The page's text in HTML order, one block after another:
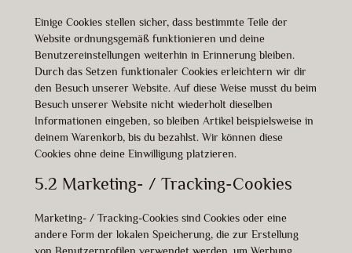
Einige Cookies stellen sicher, dass bestimmte Teile der
Website ordnungsgemäß funktionieren und deine
Benutzereinstellungen weiterhin in Erinnerung bleiben.
Durch das Setzen funktionaler Cookies erleichtern wir dir
den Besuch unserer Website. Auf diese Weise musst du beim
Besuch unserer Website nicht wiederholt dieselben
Informationen eingeben, so bleiben Artikel beispielsweise in
deinem Warenkorb, bis du bezahlst. Wir können diese
Cookies ohne deine Einwilligung platzieren.
5.2 Marketing- / Tracking-Cookies
Marketing- / Tracking-Cookies sind Cookies oder eine
andere Form der lokalen Speicherung, die zur Erstellung